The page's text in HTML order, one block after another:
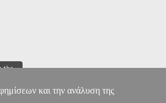
και την ανάλυση της